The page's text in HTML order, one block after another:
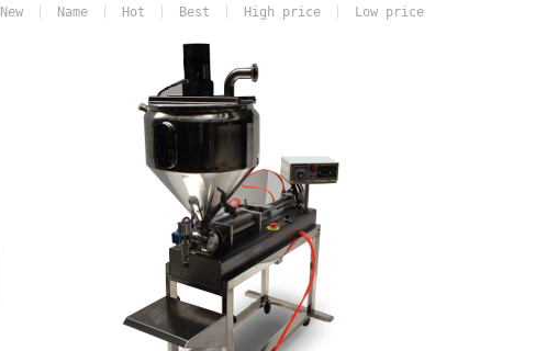
New Name Hot Best High price Low price